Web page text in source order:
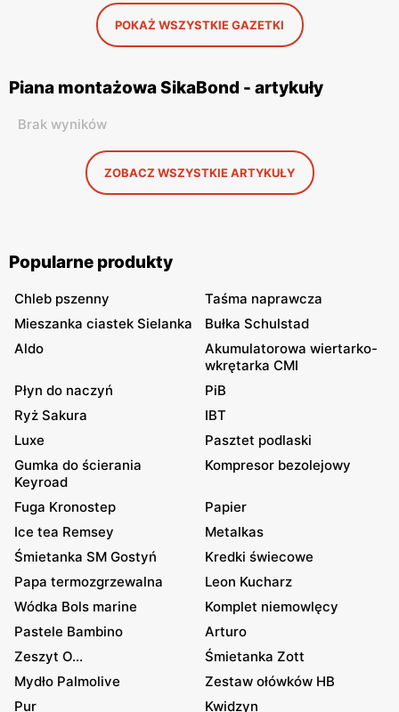
POKAŻ WSZYSTKIE GAZETKI
Piana montażowa SikaBond - artykuły
Brak wyników
ZOBACZ WSZYSTKIE ARTYKUŁY
Popularne produkty
Chleb pszenny
Taśma naprawcza
Mieszanka ciastek Sielanka
Bułka Schulstad
Aldo
Akumulatorowa wiertarko-
wkrętarka CMI
Płyn do naczyń
PiB
Ryż Sakura
IBT
Luxe
Pasztet podlaski
Gumka do ścierania
Keyroad
Kompresor bezolejowy
Fuga Kronostep
Papier
Ice tea Remsey
Metalkas
Śmietanka SM Gostyń
Kredki świecowe
Papa termozgrzewalna
Leon Kucharz
Wódka Bols marine
Komplet niemowlęcy
Pastele Bambino
Arturo
Zeszyt O...
Śmietanka Zott
Mydło Palmolive
Zestaw ołówków HB
Pur
Kwidzyn